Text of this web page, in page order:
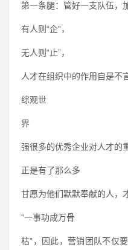
第一条腿：管好一支队伍，
有人则“企”，
无人则“止”，
人才在组织中的作用自是不
综观世
界
强很多的优秀企业对人才的
正是有了那么多
甘愿为他们默默奉献的人，
“一事功成万骨
枯”，因此，营销团队不仅